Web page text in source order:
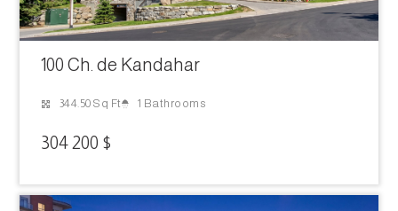
100 Ch. de Kandahar
344.50 Sq Ft 1 Bathrooms
304 200 $